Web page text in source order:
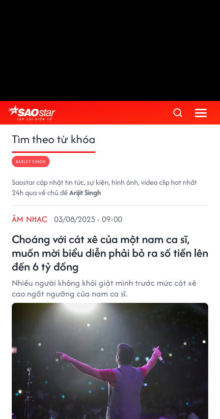
Tìm theo từ khóa
#ARIJIT SINGH
Saostar cập nhật tin tức, sự kiện, hình ảnh, video clip hot nhất
24h qua về chủ đềArijit Singh
Choáng với cát xê của một nam ca sĩ,
muốn mời biểu diễn phải bỏ ra số tiền lên
đến 6 tỷ đồng
ÂM NHẠC 03/08/2025 - 09:00
Nhiều người không khỏi giật mình trước mức cát xê
cao ngất ngưỡng của nam ca sĩ.